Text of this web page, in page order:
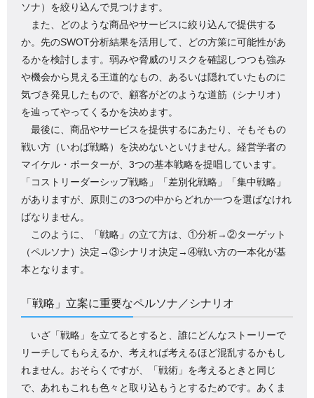
ソナ）を絞り込んで見つけます。
また、どのような商品やサービスに絞り込んで提供する
か。先のSWOT分析結果を活用して、どの方策に可能性があ
るかを検討します。弱みや脅威のリスクを確認しつつも強み
や機会から見える王道的なもの、あるいは隠れていたものに
気づき発見したもので、顧客がどのような道筋（シナリオ）
を辿ってやってくるかを決めます。
最後に、商品やサービスを提供するにあたり、そもそもの
戦い方（いわば戦略）を決めないといけません。経営学者の
マイケル・ポーターが、3つの基本戦略を提唱しています。
「コストリーダーシップ戦略」「差別化戦略」「集中戦略」
がありますが、原則この3つの中からどれか一つを選ばなけれ
ばなりません。
このように、「戦略」の立て方は、①分析→②ターゲット
（ペルソナ）決定→③シナリオ決定→④戦い方の一本化が基
本となります。
「戦略」立案に重要なペルソナ／シナリオ
いざ「戦略」を立てるとすると、誰にどんなストーリーで
リーチしてもらえるか、考えれば考えるほど混乱するかもし
れません。おそらくですが、「戦術」を考えるときと同じ
で、あれもこれも色々と取り込もうとするためです。あくま